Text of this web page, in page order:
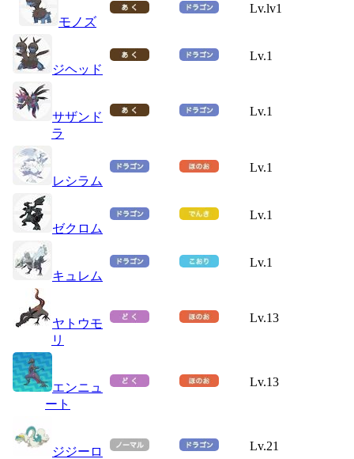
モノズ
Lv.lv1
ジヘッド
Lv.1
サザンド
ラ
Lv.1
レシラム
Lv.1
ゼクロム
Lv.1
キュレム
Lv.1
ヤトウモ
リ
Lv.13
エンニュ
ート
Lv.13
ジジーロ
Lv.21